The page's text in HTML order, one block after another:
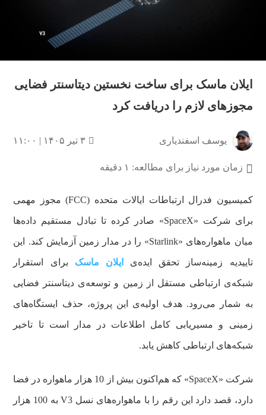
ایلان ماسک برای ساخت نخستین دیتاسنتر فضایی
مجوزهای لازم را دریافت کرد
یوسف اسفندیاری ۳ تیر ۱۴۰۵ | ۱۱:۰۰
زمان مورد نیاز برای مطالعه: ۱ دقیقه
کمیسیون فدرال ارتباطات ایالات متحده (FCC) مجوز مهمی
برای شرکت «SpaceX» صادر کرده تا تبادل مستقیم داده‌ها
میان ماهواره‌های «Starlink» را در مدار زمین آزمایش کند. این
تاییدیه زمینه‌ساز تحقق ایده‌ی ایلان ماسک برای استقرار
شبکه‌ی ارتباطی مستقل از زمین و توسعه‌ی دیتاسنتر فضایی
به شمار می‌رود. هدف اولیه‌ی این پروژه، حذف ایستگاه‌های
زمینی و مسیریابی کامل اطلاعات در مدار است تا تاخیر
شبکه‌های ارتباطی کاهش یابد.
شرکت «SpaceX» که هم‌اکنون بیش از 10 هزار ماهواره در فضا
دارد، قصد دارد این رقم را با ماهواره‌های نسل V3 به 100 هزار